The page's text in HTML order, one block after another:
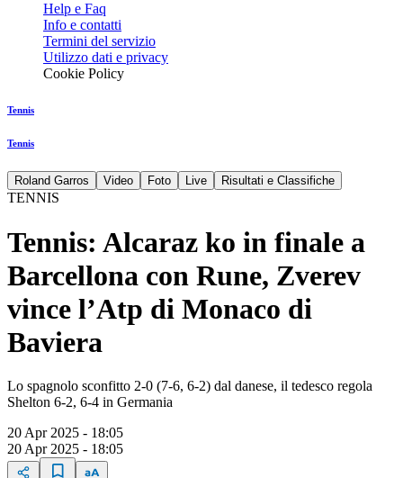
Help e Faq
Info e contatti
Termini del servizio
Utilizzo dati e privacy
Cookie Policy
Tennis
Tennis
Roland Garros Video Foto Live Risultati e Classifiche
TENNIS
Tennis: Alcaraz ko in finale a
Barcellona con Rune, Zverev
vince l’Atp di Monaco di
Baviera
Lo spagnolo sconfitto 2-0 (7-6, 6-2) dal danese, il tedesco regola
Shelton 6-2, 6-4 in Germania
20 Apr 2025 - 18:05
20 Apr 2025 - 18:05